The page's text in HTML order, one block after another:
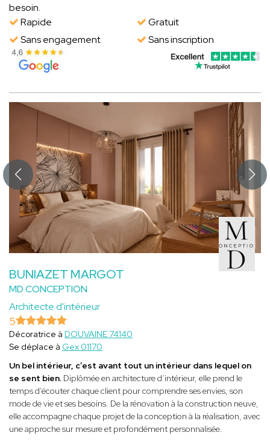
besoin.
Rapide
Gratuit
Sans engagement
Sans inscription
BUNIAZET MARGOT
MD CONCEPTION
Architecte d'intérieur
5
Décoratrice à DOUVAINE 74140
Se déplace à Gex 01170
Un bel intérieur, c’est avant tout un intérieur dans lequel on
se sent bien. Diplômée en architecture d’intérieur, elle prend le
temps d’écouter chaque client pour comprendre ses envies, son
mode de vie et ses besoins. De la rénovation à la construction neuve,
elle accompagne chaque projet de la conception à la réalisation, avec
une approche sur mesure et profondément personnalisée.